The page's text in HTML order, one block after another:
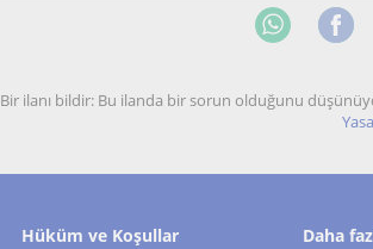
Bir ilanı bildir: Bu ilanda bir sorun olduğunu
Hüküm ve Koşullar Daha